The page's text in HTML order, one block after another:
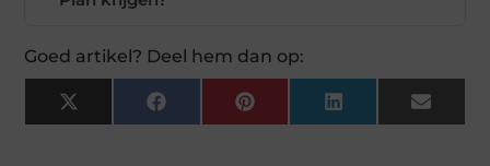
Goed artikel? Deel hem dan op:
X
(Twitter)
FacebookPinterest LinkedIn Email